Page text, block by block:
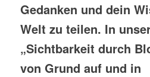
Gedanken und dein
Welt zu teilen. In
„Sichtbarkeit durch
von Grund auf und in